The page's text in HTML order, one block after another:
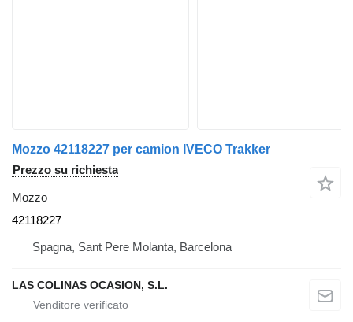
Mozzo 42118227 per camion IVECO Trakker
Prezzo su richiesta
Mozzo
42118227
Spagna, Sant Pere Molanta, Barcelona
LAS COLINAS OCASION, S.L.